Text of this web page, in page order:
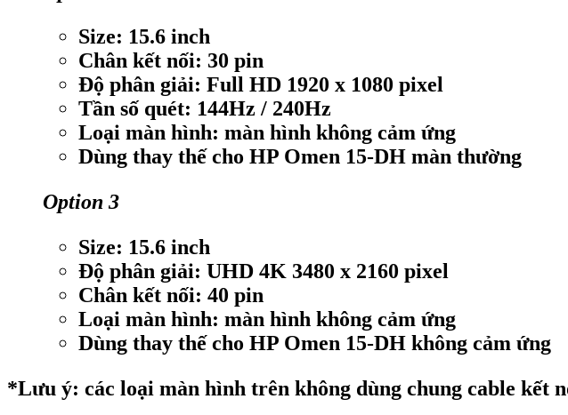
Size: 15.6 inch
Chân kết nối: 30 pin
Độ phân giải: Full HD 1920 x 1080 pixel
Tần số quét: 144Hz / 240Hz
Loại màn hình: màn hình không cảm ứng
Dùng thay thế cho HP Omen 15-DH màn thường
Option 3
Size: 15.6 inch
Độ phân giải: UHD 4K 3480 x 2160 pixel
Chân kết nối: 40 pin
Loại màn hình: màn hình không cảm ứng
Dùng thay thế cho HP Omen 15-DH không cảm ứng
*Lưu ý: các loại màn hình trên không dùng chung cable kết